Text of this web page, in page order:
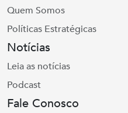
Quem Somos
Políticas Estratégicas
Notícias
Leia as notícias
Podcast
Fale Conosco